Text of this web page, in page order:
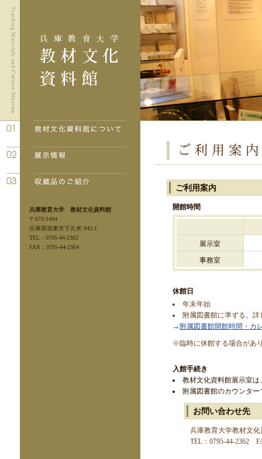
ご利用案内
開館時間
展示室
事務室
休館日
年末年始
附属図書館に準ずる。
→ 附属図書館開館時間・カ
※臨時に休館する場合があ
入館手続き
教材文化資料館展示室
附属図書館のカウンタ
お問い合わせ先
兵庫教育大学教材文
TEL：0795-44-2362
兵庫教育大学 教材文化資料館
〒673-1494
兵庫県加東市下久米 942-1
TEL：0795-44-2362
FAX：0795-44-2364